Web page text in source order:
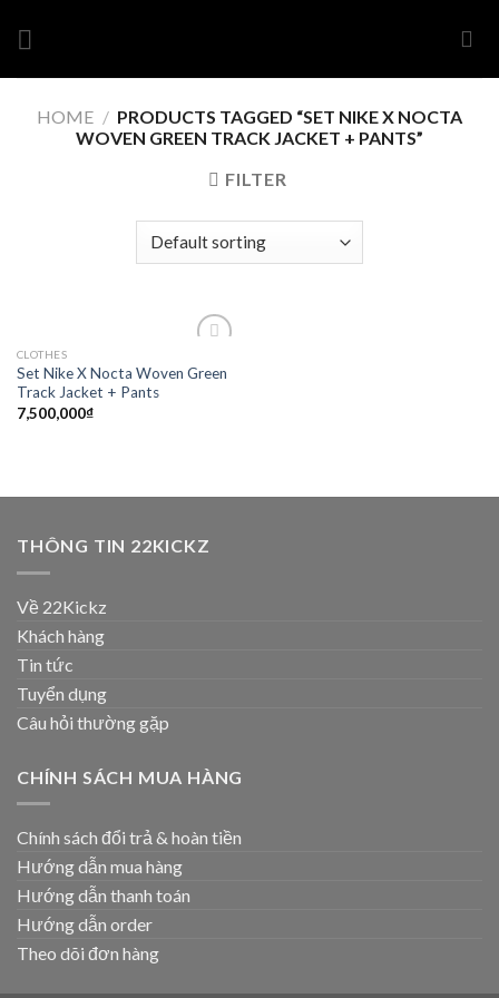
HOME / PRODUCTS TAGGED “SET NIKE X NOCTA
WOVEN GREEN TRACK JACKET + PANTS”
FILTER
wishlist
CLOTHES
Set Nike X Nocta Woven Green
Track Jacket + Pants
7,500,000₫
THÔNG TIN 22KICKZ
Về 22Kickz
Khách hàng
Tin tức
Tuyển dụng
Câu hỏi thường gặp
CHÍNH SÁCH MUA HÀNG
Chính sách đổi trả & hoàn tiền
Hướng dẫn mua hàng
Hướng dẫn thanh toán
Hướng dẫn order
Theo dõi đơn hàng